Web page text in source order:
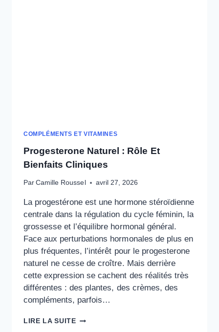
COMPLÉMENTS ET VITAMINES
Progesterone Naturel : Rôle Et
Bienfaits Cliniques
Par Camille Roussel avril 27, 2026
La progestérone est une hormone stéroïdienne
centrale dans la régulation du cycle féminin, la
grossesse et l’équilibre hormonal général.
Face aux perturbations hormonales de plus en
plus fréquentes, l’intérêt pour le progesterone
naturel ne cesse de croître. Mais derrière
cette expression se cachent des réalités très
différentes : des plantes, des crèmes, des
compléments, parfois…
LIRE LA SUITE PROGESTERONE